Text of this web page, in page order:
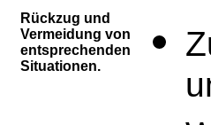
Rückzug und
Vermeidung von
entsprechenden
Situationen.